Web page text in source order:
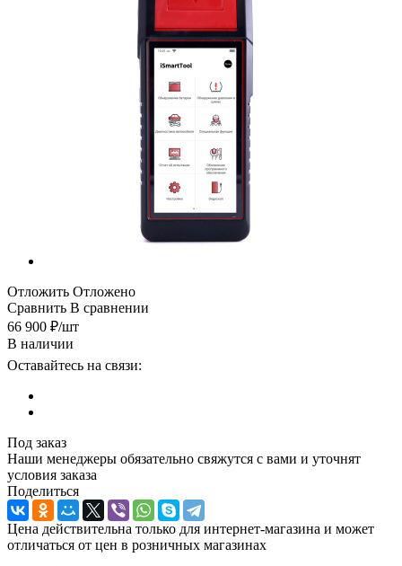
Отложить Отложено
Сравнить В сравнении
66 900 ₽/шт
В наличии
Оставайтесь на связи:
Под заказ
Наши менеджеры обязательно свяжутся с вами и уточнят
условия заказа
Поделиться
Цена действительна только для интернет-магазина и может
отличаться от цен в розничных магазинах